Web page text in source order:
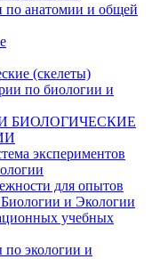
анатомии и общей
(скелеты)
по биологии и
БИОЛОГИЧЕСКИЕ
экспериментов
для опытов
и Экологии
учебных
экологии и